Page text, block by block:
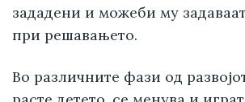
зададени и можеби му
при решавањето.
Во различните фази од